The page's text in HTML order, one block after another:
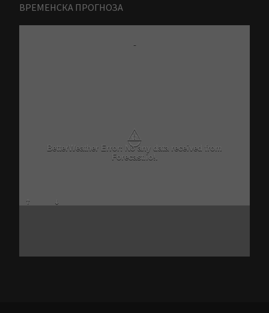
ВРЕМЕНСКА ПРОГНОЗА
-
⚠
BetterWeather Error: No any data received from
Forecast.io!.